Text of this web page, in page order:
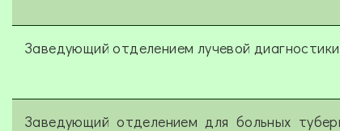
Заведующий отделением лучевой
Заведующий отделением для больных